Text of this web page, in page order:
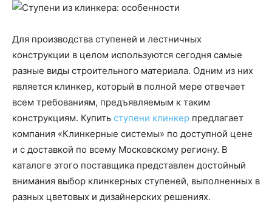
Для производства ступеней и лестничных
конструкции в целом используются сегодня самые
разные виды строительного материала. Одним из них
является клинкер, который в полной мере отвечает
всем требованиям, предъявляемым к таким
конструкциям. Купить ступени клинкер предлагает
компания «Клинкерные системы» по доступной цене
и с доставкой по всему Московскому региону. В
каталоге этого поставщика представлен достойный
внимания выбор клинкерных ступеней, выполненных в
разных цветовых и дизайнерских решениях.